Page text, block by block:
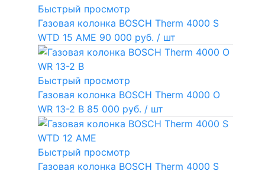
Быстрый просмотр
Газовая колонка BOSCH Therm 4000 S
WTD 15 AME 90 000 руб. / шт
Быстрый просмотр
Газовая колонка BOSCH Therm 4000 O
WR 13-2 В 85 000 руб. / шт
Быстрый просмотр
Газовая колонка BOSCH Therm 4000 S